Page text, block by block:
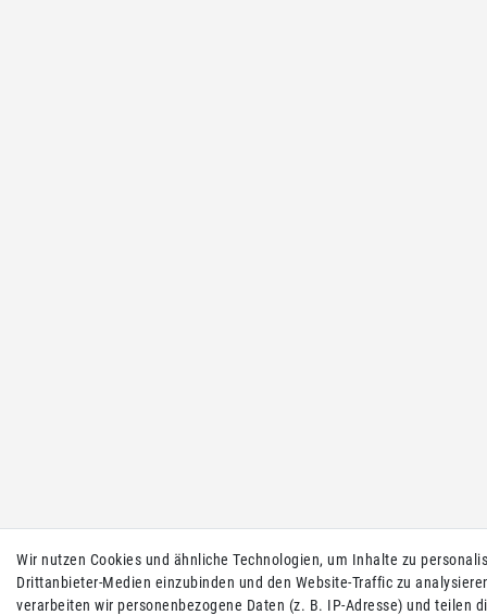
Wir nutzen Cookies und ähnliche Technologien, um Inhalte zu
Drittanbieter-Medien einzubinden und den Website-Traffic zu
verarbeiten wir personenbezogene Daten (z. B. IP-Adresse) und teilen